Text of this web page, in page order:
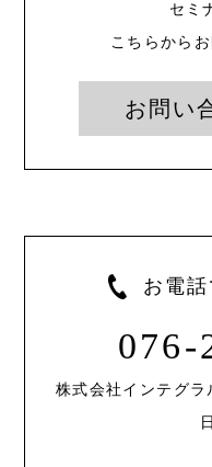
セミ
こちらから
お問い
お電
076-
株式会社インテグ